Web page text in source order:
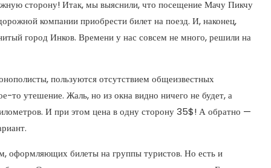
сторону! Итак, мы выяснили, что посещение Мачу Пикчу
компании приобрести билет на поезд. И, наконец,
город Инков. Времени у нас совсем не много, решили на
пользуются отсутствием общеизвестных
то утешение. Жаль, но из окна видно ничего не будет, а
И при этом цена в одну сторону 35$! А обратно —
оформляющих билеты на группы туристов. Но есть и